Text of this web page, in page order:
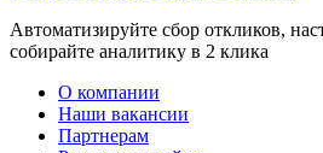
Автоматизируйте сбор откликов,
собирайте аналитику в 2 клика
О компании
Наши вакансии
Партнерам